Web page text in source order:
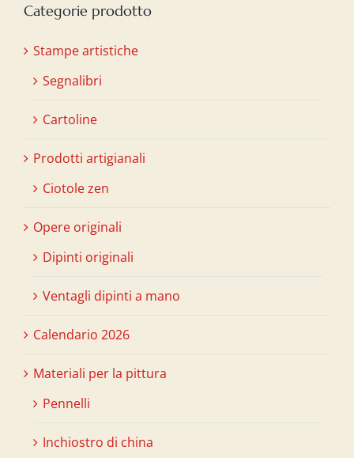
Categorie prodotto
Stampe artistiche
Segnalibri
Cartoline
Prodotti artigianali
Ciotole zen
Opere originali
Dipinti originali
Ventagli dipinti a mano
Calendario 2026
Materiali per la pittura
Pennelli
Inchiostro di china